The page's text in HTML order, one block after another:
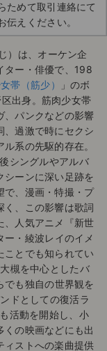
ためて取引連絡にて
伝えください。
）は、オーケン企
ター・俳優で、198
帯（筋少）
」のボ
出身。筋肉少女帯
、パンクなどの影響
、過激で時にセクシ
系の先駆的存在。
シングルやアルバ
シーンに深い足跡を
で、漫画・特撮・プ
く、この影響は歌詞
、人気アニメ『新世
ー・綾波レイのイメ
ことでも知られてい
槻を中心としたバ
でも独自の世界観を
ドとしての復活ラ
活動を開始し、小
の映画などにも出
ィストへの楽曲提供